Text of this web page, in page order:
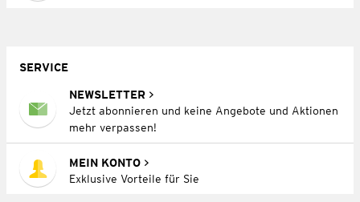
SERVICE
NEWSLETTER
Jetzt abonnieren und keine Angebote und Aktionen
mehr verpassen!
MEIN KONTO
Exklusive Vorteile für Sie